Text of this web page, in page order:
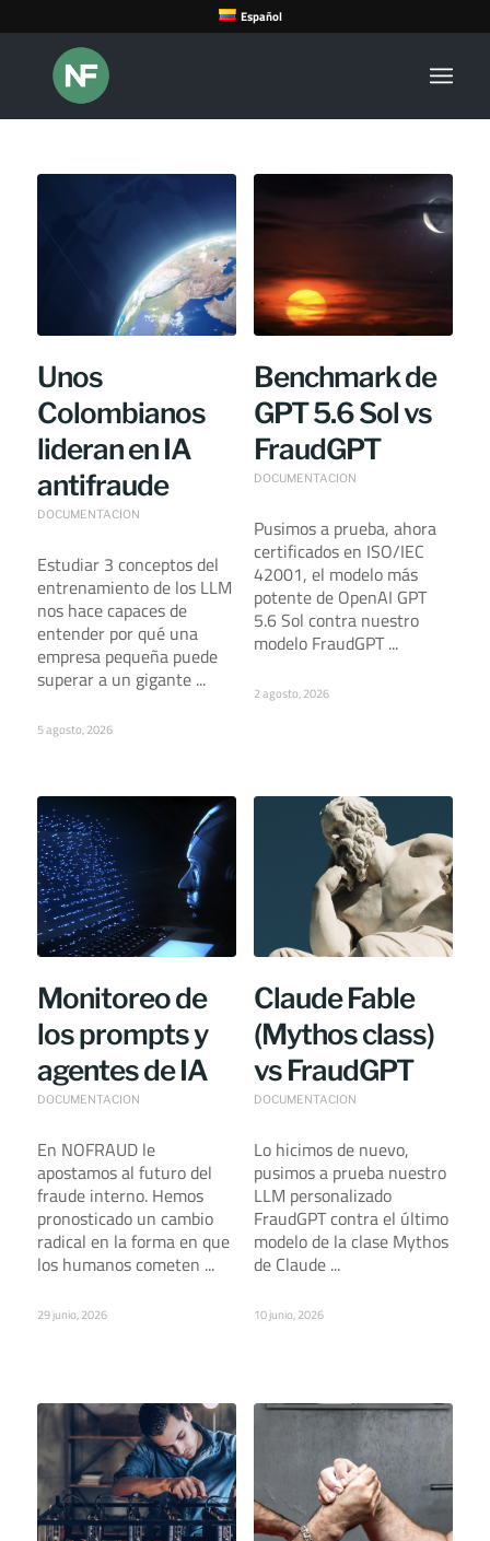
Español
Unos
Colombianos
lideran en IA
antifraude
DOCUMENTACION
Estudiar 3 conceptos del
entrenamiento de los LLM
nos hace capaces de
entender por qué una
empresa pequeña puede
superar a un gigante ...
5 agosto, 2026
Benchmark de
GPT 5.6 Sol vs
FraudGPT
DOCUMENTACION
Pusimos a prueba, ahora
certificados en ISO/IEC
42001, el modelo más
potente de OpenAI GPT
5.6 Sol contra nuestro
modelo FraudGPT ...
2 agosto, 2026
Monitoreo de
los prompts y
agentes de IA
DOCUMENTACION
En NOFRAUD le
apostamos al futuro del
fraude interno. Hemos
pronosticado un cambio
radical en la forma en que
los humanos cometen ...
29 junio, 2026
Claude Fable
(Mythos class)
vs FraudGPT
DOCUMENTACION
Lo hicimos de nuevo,
pusimos a prueba nuestro
LLM personalizado
FraudGPT contra el último
modelo de la clase Mythos
de Claude ...
10 junio, 2026